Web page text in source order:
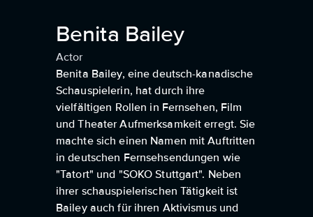
Benita Bailey
Actor
Benita Bailey, eine deutsch-kanadische
Schauspielerin, hat durch ihre
vielfältigen Rollen in Fernsehen, Film
und Theater Aufmerksamkeit erregt. Sie
machte sich einen Namen mit Auftritten
in deutschen Fernsehsendungen wie
"Tatort" und "SOKO Stuttgart". Neben
ihrer schauspielerischen Tätigkeit ist
Bailey auch für ihren Aktivismus und